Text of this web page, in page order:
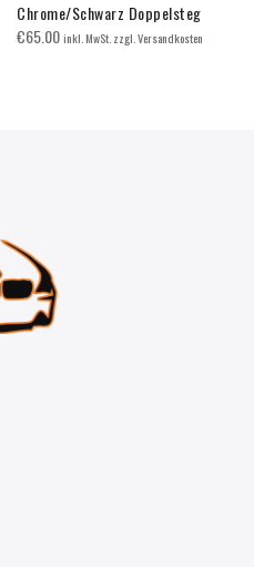
Chrome/Schwarz Doppelsteg
€65.00inkl. MwSt. zzgl. Versandkosten